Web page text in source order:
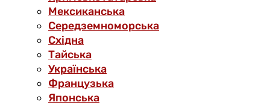
Мексиканська
Середземноморська
Східна
Тайська
Українська
Французька
Японська